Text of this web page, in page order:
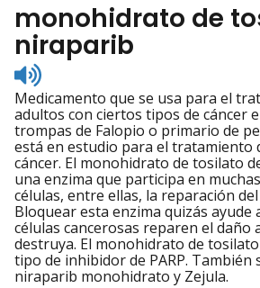
monohidrato de
niraparib
Listen
to
pronunciation
Medicamento que se usa para el
adultos con ciertos tipos de cáncer
trompas de Falopio o primario de
está en estudio para el tratamiento
cáncer. El monohidrato de tosilato
una enzima que participa en
células, entre ellas, la reparación
Bloquear esta enzima quizás ayude
células cancerosas reparen el daño
destruya. El monohidrato de
tipo de inhibidor de PARP. También
niraparib monohidrato y Zejula.